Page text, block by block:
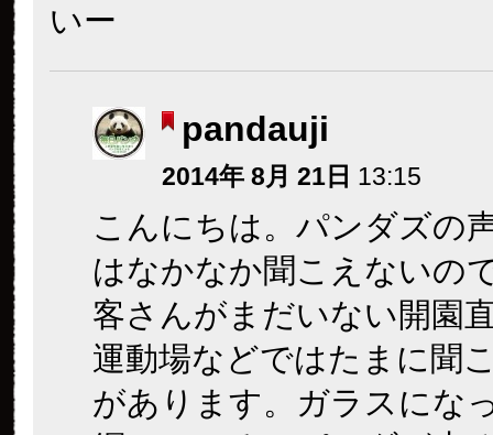
いー
pandauji
2014年 8月 21日 13:15
こんにちは。パンダズの
はなかなか聞こえないの
客さんがまだいない開園
運動場などではたまに聞
があります。ガラスにな